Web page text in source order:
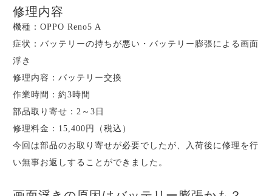
修理内容
機種：OPPO Reno5 A
症状：バッテリーの持ちが悪い・バッテリー膨張による画面
浮き
修理内容：バッテリー交換
作業時間：約3時間
部品取り寄せ：2～3日
修理料金：15,400円（税込）
今回は部品のお取り寄せが必要でしたが、入荷後に修理を行
い無事お返しすることができました。